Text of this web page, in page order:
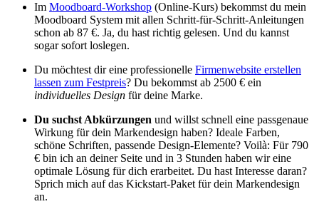
Im Moodboard-Workshop (Online-Kurs) bekommst du mein
Moodboard System mit allen Schritt-für-Schritt-Anleitungen
schon ab 87 €. Ja, du hast richtig gelesen. Und du kannst
sogar sofort loslegen.
Du möchtest dir eine professionelle Firmenwebsite erstellen
lassen zum Festpreis? Du bekommst ab 2500 € ein
individuelles Design für deine Marke.
Du suchst Abkürzungen und willst schnell eine passgenaue
Wirkung für dein Markendesign haben? Ideale Farben,
schöne Schriften, passende Design-Elemente? Voilà: Für 790
€ bin ich an deiner Seite und in 3 Stunden haben wir eine
optimale Lösung für dich erarbeitet. Du hast Interesse daran?
Sprich mich auf das Kickstart-Paket für dein Markendesign
an.